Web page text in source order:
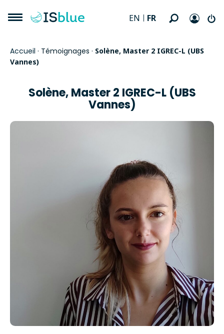
EN FR
Accueil · Témoignages · Solène, Master 2 IGREC-L (UBS
Vannes)
Solène, Master 2 IGREC-L (UBS
Vannes)